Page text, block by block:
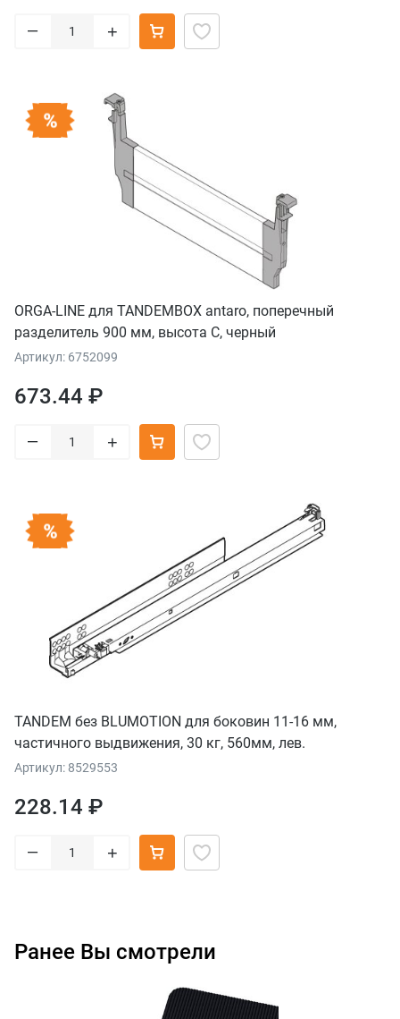
– +
ORGA-LINE для TANDEMBOX antaro, поперечный
разделитель 900 мм, высота C, черный
Артикул: 6752099
673.44 ₽
– +
TANDEM без BLUMOTION для боковин 11-16 мм,
частичного выдвижения, 30 кг, 560мм, лев.
Артикул: 8529553
228.14 ₽
– +
Ранее Вы смотрели